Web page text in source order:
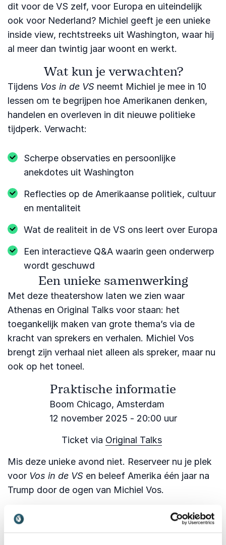
dit voor de VS zelf, voor Europa en uiteindelijk
ook voor Nederland? Michiel geeft je een unieke
inside view, rechtstreeks uit Washington, waar hij
al meer dan twintig jaar woont en werkt.
Wat kun je verwachten?
Tijdens Vos in de VS neemt Michiel je mee in 10
lessen om te begrijpen hoe Amerikanen denken,
handelen en overleven in dit nieuwe politieke
tijdperk. Verwacht:
Scherpe observaties en persoonlijke
anekdotes uit Washington
Reflecties op de Amerikaanse politiek, cultuur
en mentaliteit
Wat de realiteit in de VS ons leert over Europa
Een interactieve Q&A waarin geen onderwerp
wordt geschuwd
Een unieke samenwerking
Met deze theatershow laten we zien waar
Athenas en Original Talks voor staan: het
toegankelijk maken van grote thema’s via de
kracht van sprekers en verhalen. Michiel Vos
brengt zijn verhaal niet alleen als spreker, maar nu
ook op het toneel.
Praktische informatie
Boom Chicago, Amsterdam
12 november 2025 - 20:00 uur
Ticket via Original Talks
Mis deze unieke avond niet. Reserveer nu je plek
voor Vos in de VS en beleef Amerika één jaar na
Trump door de ogen van Michiel Vos.